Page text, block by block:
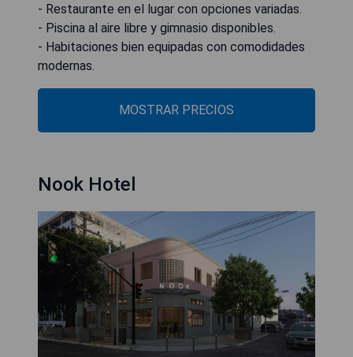
- Restaurante en el lugar con opciones variadas.
- Piscina al aire libre y gimnasio disponibles.
- Habitaciones bien equipadas con comodidades
modernas.
MOSTRAR PRECIOS
Nook Hotel